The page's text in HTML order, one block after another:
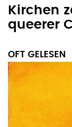
Kirchen
queerer
OFT GELESEN